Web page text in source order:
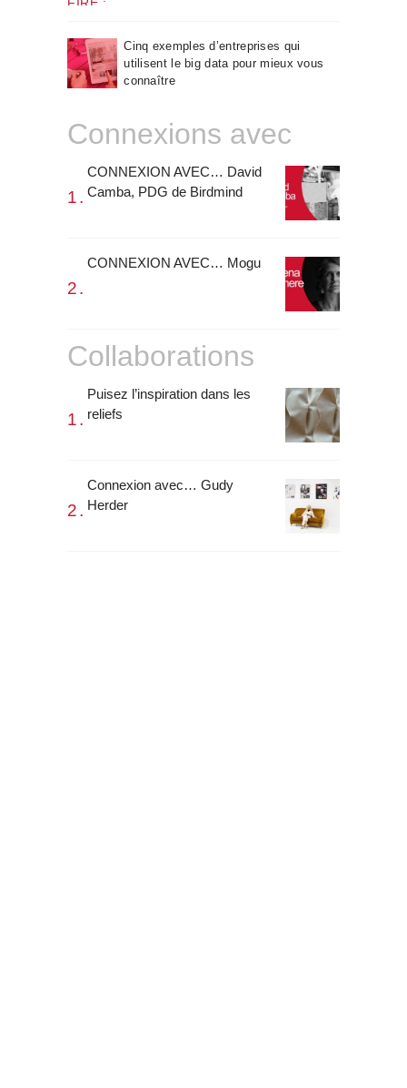
Cinq exemples d’entreprises qui
utilisent le big data pour mieux vous
connaître
Connexions avec
CONNEXION AVEC… David
Camba, PDG de Birdmind
CONNEXION AVEC… Mogu
Collaborations
Puisez l’inspiration dans les
reliefs
Connexion avec… Gudy
Herder